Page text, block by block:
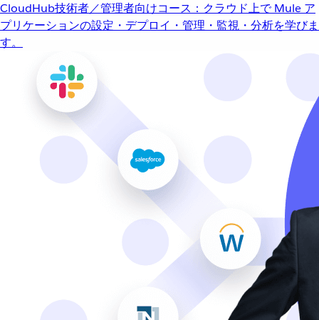
CloudHub技術者／管理者向けコース：クラウド上で Mule ア
プリケーションの設定・デプロイ・管理・監視・分析を学びま
す。